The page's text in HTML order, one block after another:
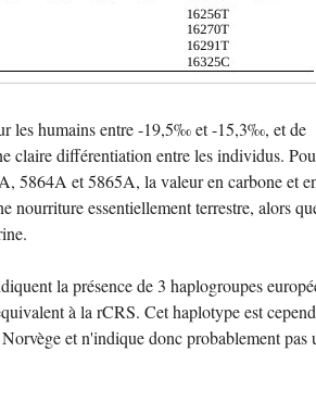
les humains entre -19,5‰ et -15,3‰, et de
différentiation entre les individus.
5864A et 5865A, la valeur en carbone et
nourriture essentiellement terrestre, alors
la présence de 3 haplogroupes
à la rCRS. Cet haplotype est
et n'indique donc probablement pas